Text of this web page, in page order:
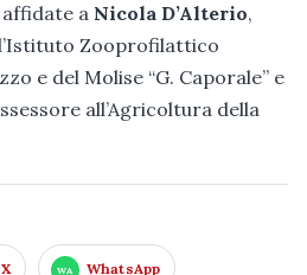
a Nicola D’Alterio,
Zooprofilattico
e del Molise “G. Caporale” e
all’Agricoltura della
X WhatsApp